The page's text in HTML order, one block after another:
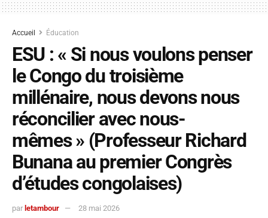
Accueil Éducation
ESU : « Si nous voulons penser
le Congo du troisième
millénaire, nous devons nous
réconcilier avec nous-
mêmes » (Professeur Richard
Bunana au premier Congrès
d’études congolaises)
par letambour 28 mai 2026